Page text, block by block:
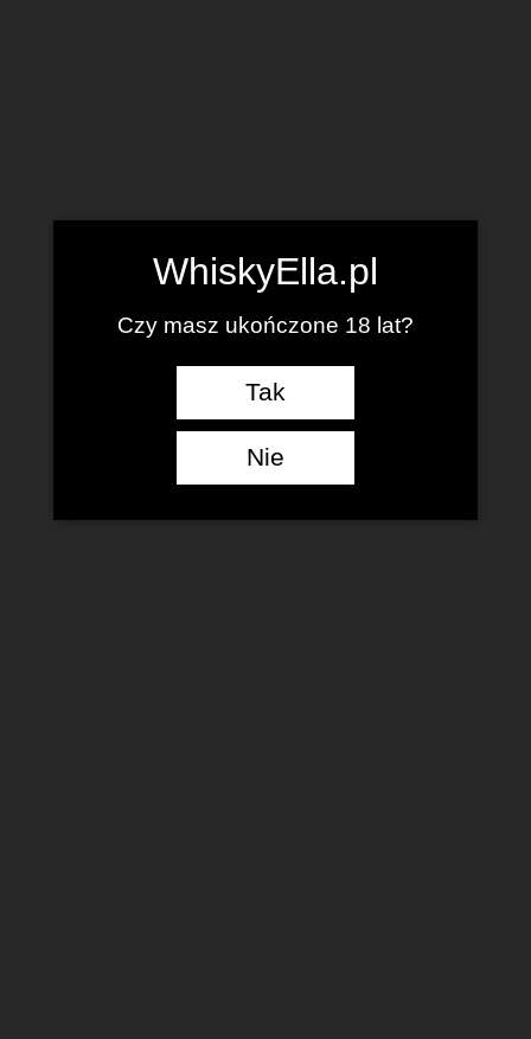
WhiskyElla.pl
Czy masz ukończone 18 lat?
Tak
Nie